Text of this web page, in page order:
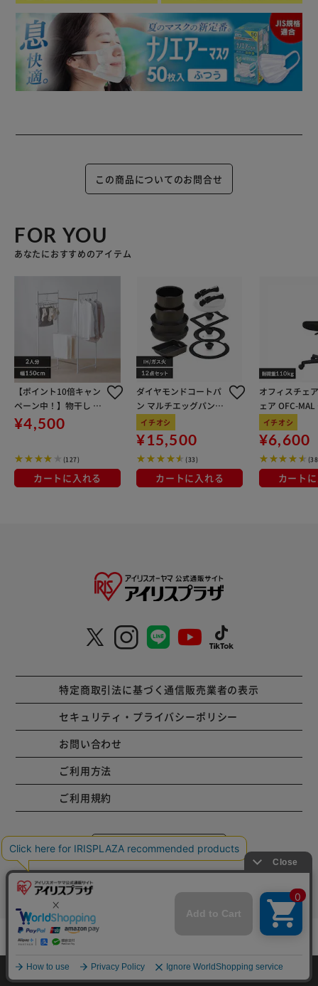
この商品についてのお問合せ
FOR YOU
あなたにおすすめのアイテム
【ポイント10倍キャン
ペーン中！】物干し 室
内用 折りたたみ式 3連
OTM-150R ホワイト 一
¥4,500
(127)
カートに入れる
ダイヤモンドコートパ
ン マルチエッグパン入
り 12点セット IHガス
火対応 MEGI-12S ブラ
ウンメタリック
イチオシ
¥15,500
(33)
カートに入れる
オフィスチェ
ェア OFC-
ン
イチオシ
¥6,600
カート
特定商取引法に基づく通信販売業者の表示
セキュリティ・プライバシーポリシー
お問い合わせ
ご利用方法
ご利用規約
コーポレートサイト
HOME 探す ログイン お気に入り お知らせ